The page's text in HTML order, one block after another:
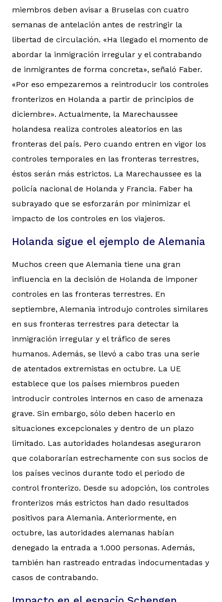
miembros deben avisar a Bruselas con cuatro
semanas de antelación antes de restringir la
libertad de circulación. «Ha llegado el momento de
abordar la inmigración irregular y el contrabando
de inmigrantes de forma concreta», señaló Faber.
«Por eso empezaremos a reintroducir los controles
fronterizos en Holanda a partir de principios de
diciembre». Actualmente, la Marechaussee
holandesa realiza controles aleatorios en las
fronteras del país. Pero cuando entren en vigor los
controles temporales en las fronteras terrestres,
éstos serán más estrictos. La Marechaussee es la
policía nacional de Holanda y Francia. Faber ha
subrayado que se esforzarán por minimizar el
impacto de los controles en los viajeros.
Holanda sigue el ejemplo de Alemania
Muchos creen que Alemania tiene una gran
influencia en la decisión de Holanda de imponer
controles en las fronteras terrestres. En
septiembre, Alemania introdujo controles similares
en sus fronteras terrestres para detectar la
inmigración irregular y el tráfico de seres
humanos. Además, se llevó a cabo tras una serie
de atentados extremistas en octubre. La UE
establece que los países miembros pueden
introducir controles internos en caso de amenaza
grave. Sin embargo, sólo deben hacerlo en
situaciones excepcionales y dentro de un plazo
limitado. Las autoridades holandesas aseguraron
que colaborarían estrechamente con sus socios de
los países vecinos durante todo el periodo de
control fronterizo. Desde su adopción, los controles
fronterizos más estrictos han dado resultados
positivos para Alemania. Anteriormente, en
octubre, las autoridades alemanas habían
denegado la entrada a 1.000 personas. Además,
también han rastreado entradas indocumentadas y
casos de contrabando.